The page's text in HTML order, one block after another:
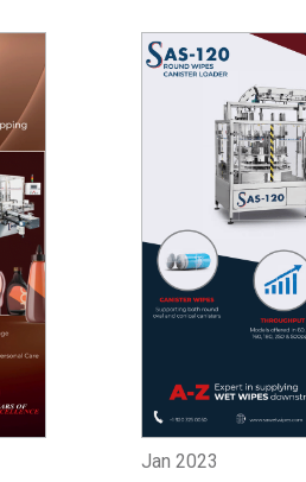
Jan 2023